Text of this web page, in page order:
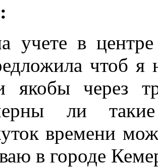
учете в центре
чтоб я
якобы через
ли
времени
в городе